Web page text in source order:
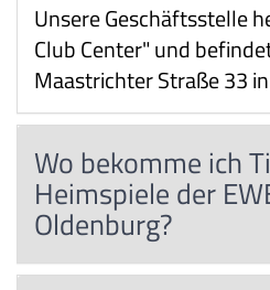
Unsere Geschäftsstelle
Club Center" und
Maastrichter Straße 33
Wo bekomme ich
Heimspiele der
Oldenburg?